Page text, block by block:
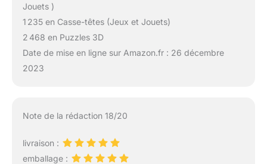
Jouets )
1 235 en Casse-têtes (Jeux et Jouets)
2 468 en Puzzles 3D
Date de mise en ligne sur Amazon.fr : 26 décembre
2023
Note de la rédaction 18/20
livraison :
emballage :